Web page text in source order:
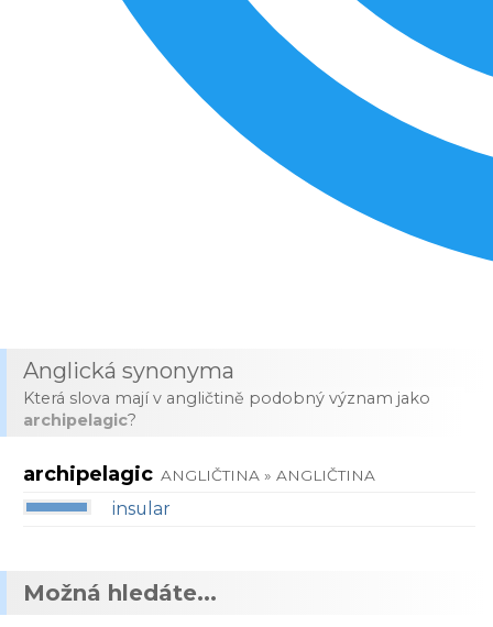
Anglická synonyma
Která slova mají v angličtině podobný význam jako
archipelagic?
archipelagic ANGLIČTINA » ANGLIČTINA
insular
Možná hledáte...